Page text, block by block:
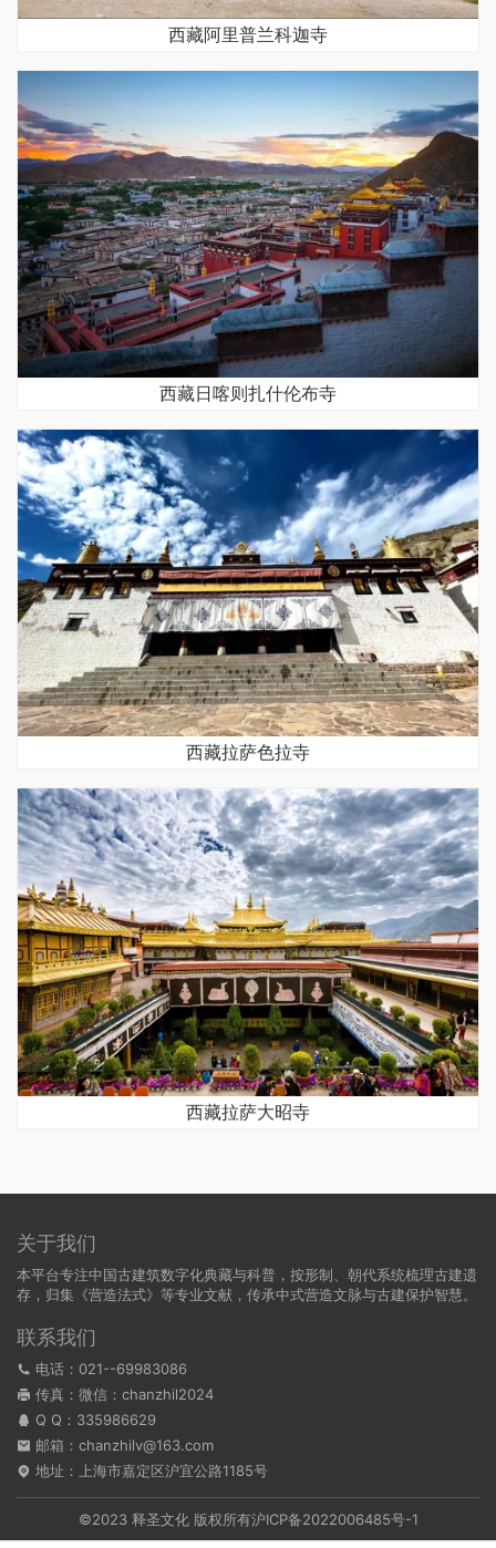
西藏阿里普兰科迦寺
西藏日喀则扎什伦布寺
西藏拉萨色拉寺
西藏拉萨大昭寺
关于我们
本平台专注中国古建筑数字化典藏与科普，按形制、朝代系统梳理古建遗
存，归集《营造法式》等专业文献，传承中式营造文脉与古建保护智慧。
联系我们
电话：021--69983086
传真：微信：chanzhil2024
Q Q： 335986629
邮箱：chanzhilv@163.com
地址：上海市嘉定区沪宜公路1185号
©2023 释圣文化 版权所有沪ICP备2022006485号-1